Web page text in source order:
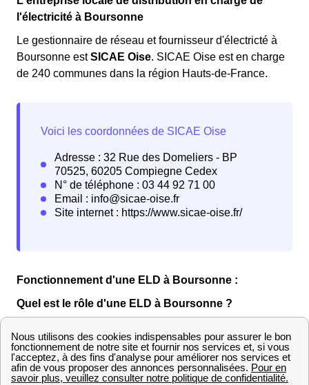
l'électricité à Boursonne
Le gestionnaire de réseau et fournisseur d'électricté à
Boursonne estSICAE Oise. SICAE Oise est en charge
de 240 communes dans la région Hauts-de-France.
Fonctionnement d'une ELD à Boursonne :
Quel est le rôle d'une ELD à Boursonne ?
réseaux de distributionlocaux d'électricité et du gaz
sur un territoire désigné ainsi que de fournir l'offre de
gaz et d'électricité aux consommateurs fixés sur les tarifs